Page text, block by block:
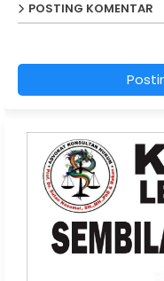
POSTING KOMENTAR